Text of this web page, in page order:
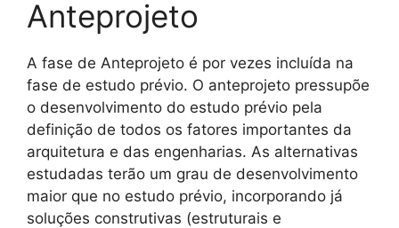
Anteprojeto
A fase de Anteprojeto é por vezes incluída na
fase de estudo prévio. O anteprojeto pressupõe
o desenvolvimento do estudo prévio pela
definição de todos os fatores importantes da
arquitetura e das engenharias. As alternativas
estudadas terão um grau de desenvolvimento
maior que no estudo prévio, incorporando já
soluções construtivas (estruturais e